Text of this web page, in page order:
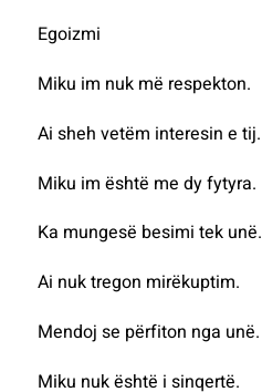
Egoizmi
Miku im nuk më respekton.
Ai sheh vetëm interesin e tij.
Miku im është me dy fytyra.
Ka mungesë besimi tek unë.
Ai nuk tregon mirëkuptim.
Mendoj se përfiton nga unë.
Miku nuk është i sinqertë.